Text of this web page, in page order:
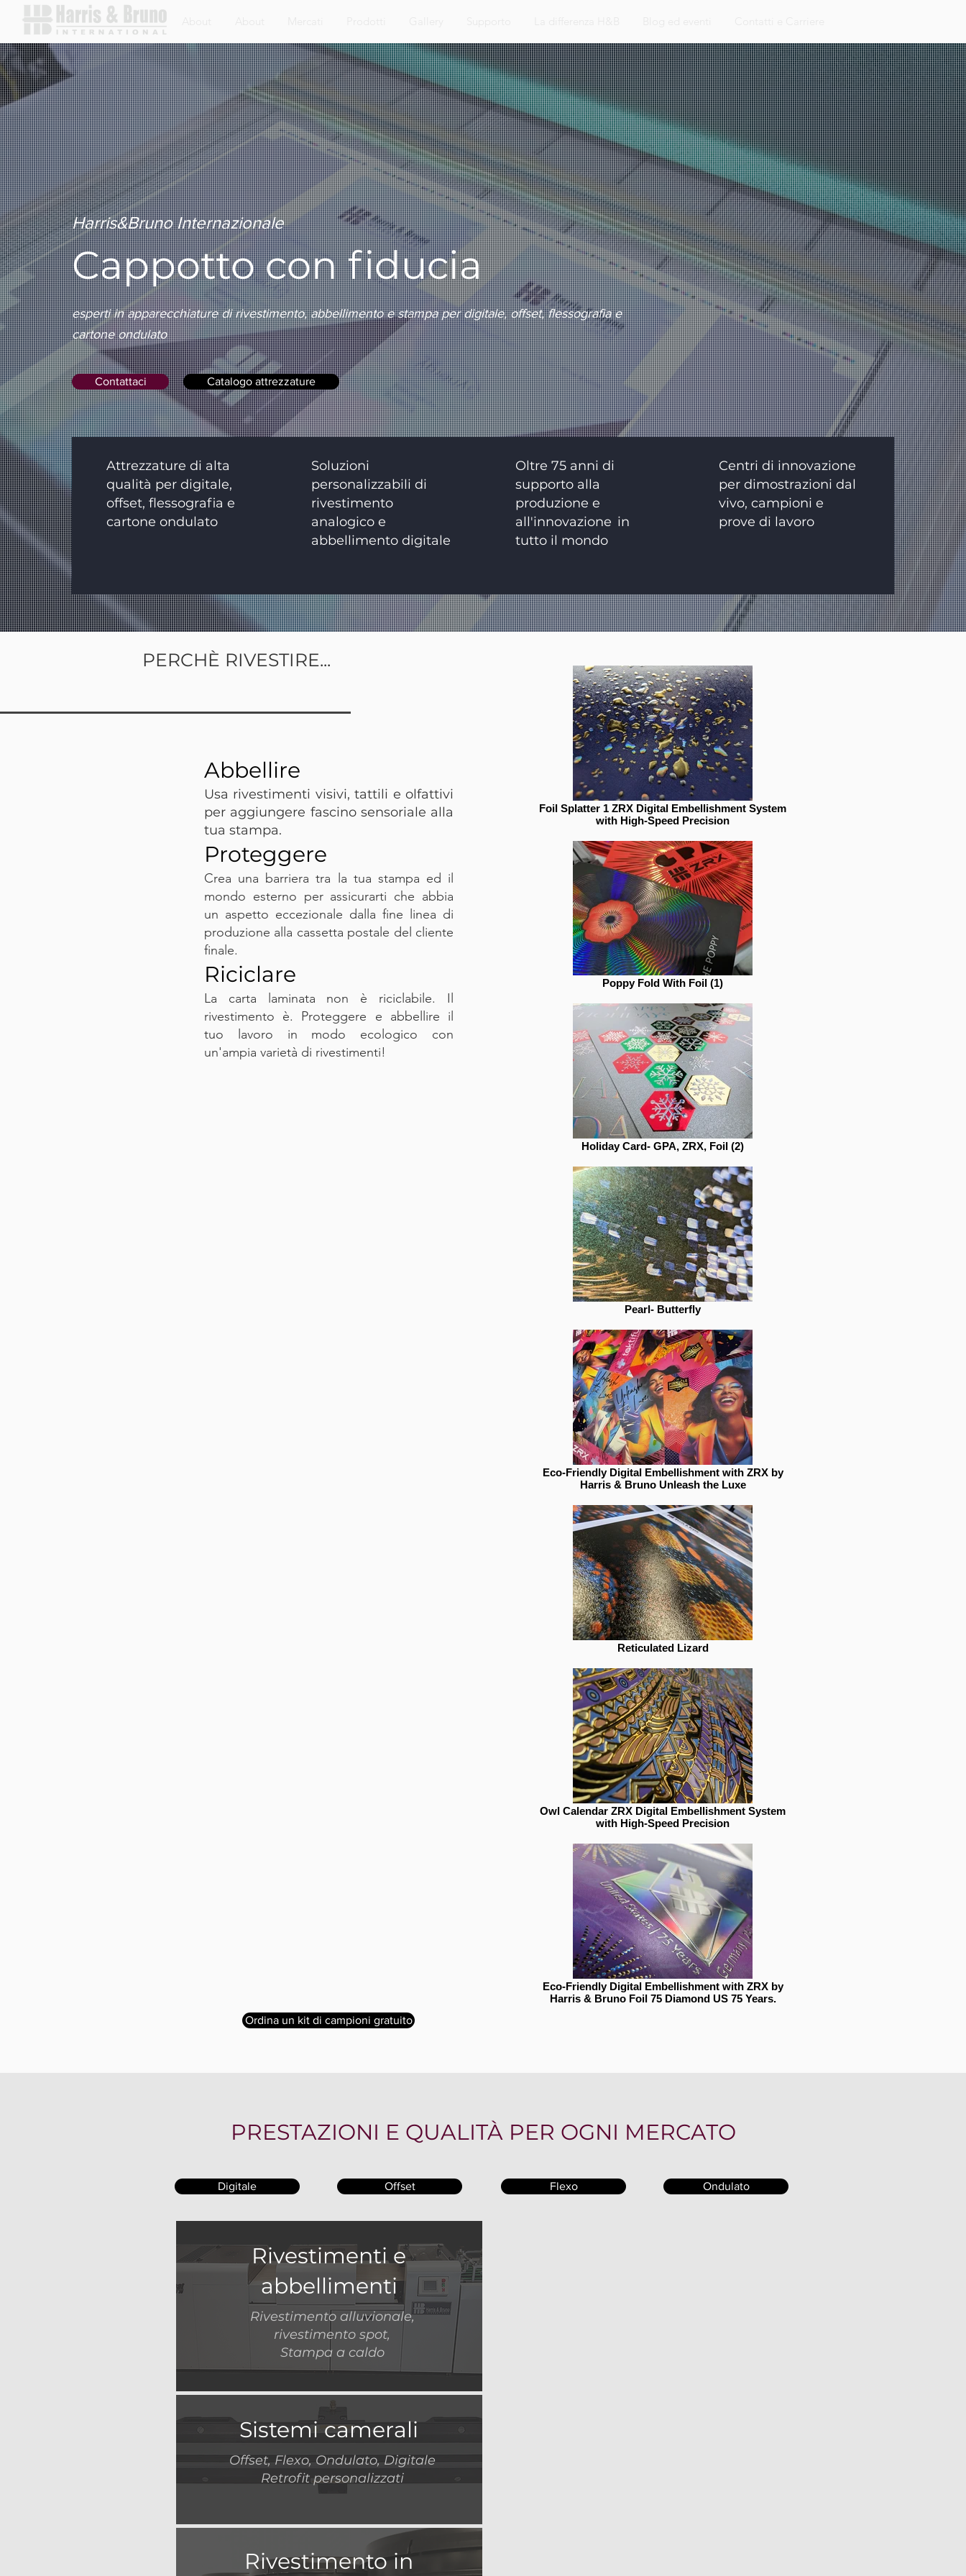
Harris&Bruno Internazionale
Cappotto con fiducia
esperti in apparecchiature di rivestimento, abbellimento e stampa per digitale, offset, flessografia e
cartone ondulato
Contattaci Catalogo attrezzature
Attrezzature di alta
qualità per digitale,
offset, flessografia e
cartone ondulato
Soluzioni
personalizzabili di
rivestimento
analogico e
abbellimento digitale
Oltre 75 anni di
supporto alla
produzione e
all'innovazione in
tutto il mondo
Centri di innovazione
per dimostrazioni dal
vivo, campioni e
prove di lavoro
PERCHÈ RIVESTIRE...
Abbellire
Usa rivestimenti visivi, tattili e olfattivi
per aggiungere fascino sensoriale alla
tua stampa.
Proteggere
Crea una barriera tra la tua stampa ed il
mondo esterno per assicurarti che abbia
un aspetto eccezionale dalla fine linea di
produzione alla cassetta postale del cliente
finale.
Riciclare
La carta laminata non è riciclabile. Il
rivestimento è. Proteggere e abbellire il
tuo lavoro in modo ecologico con
un'ampia varietà di rivestimenti!
Ordina un kit di campioni gratuito
Foil Splatter 1 ZRX Digital Embellishment System
with High-Speed Precision
Poppy Fold With Foil (1)
Holiday Card- GPA, ZRX, Foil (2)
Pearl- Butterfly
Eco-Friendly Digital Embellishment with ZRX by
Harris & Bruno Unleash the Luxe
Reticulated Lizard
Owl Calendar ZRX Digital Embellishment System
with High-Speed Precision
Eco-Friendly Digital Embellishment with ZRX by
Harris & Bruno Foil 75 Diamond US 75 Years.
PRESTAZIONI E QUALITÀ PER OGNI MERCATO
Digitale Offset Flexo Ondulato
Rivestimenti e
abbellimenti
Rivestimento alluvionale,
rivestimento spot,
Stampa a caldo
Sistemi camerali
Offset, Flexo, Ondulato, Digitale
Retrofit personalizzati
Rivestimento in